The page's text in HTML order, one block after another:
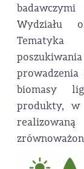
Wydziału
Tematyka
biomasy
produkty,